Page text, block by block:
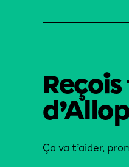
Ça va t’aider,